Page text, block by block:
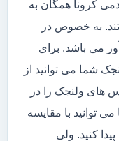
کرونا همگان به
به خصوص در
می باشد. برای
شما می توانید از
های ولنجک را در
توانید با مقایسه
کنید. ولی